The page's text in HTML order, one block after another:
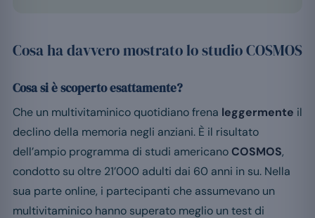
Cosa ha davvero mostrato lo studio COSMOS
Cosa si è scoperto esattamente?
Che un multivitaminico quotidiano frena leggermente il
declino della memoria negli anziani. È il risultato
dell’ampio programma di studi americanoCOSMOS,
condotto su oltre 21’000 adulti dai 60 anni in su. Nella
sua parte online, i partecipanti che assumevano un
multivitaminico hanno superato meglio un test di